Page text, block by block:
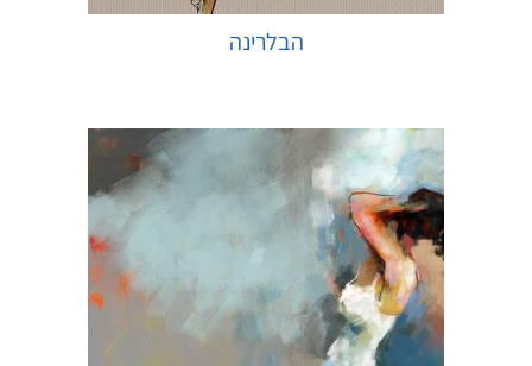
הבלרינה